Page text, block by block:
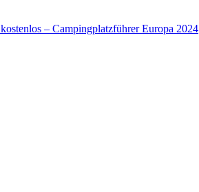
– Campingplatzführer Europa 2024